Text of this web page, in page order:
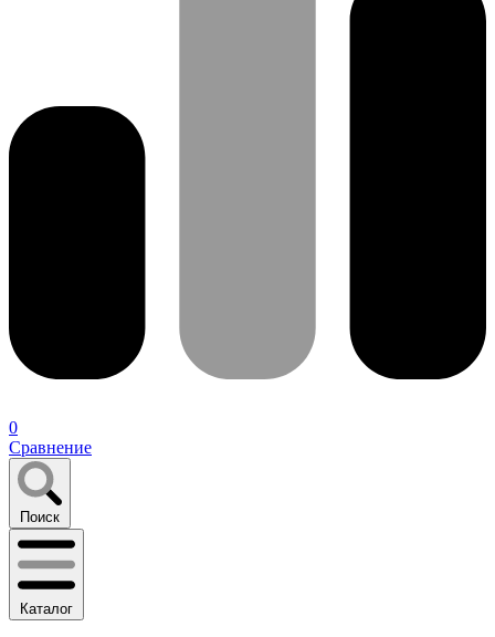
0
Сравнение
Поиск
Каталог